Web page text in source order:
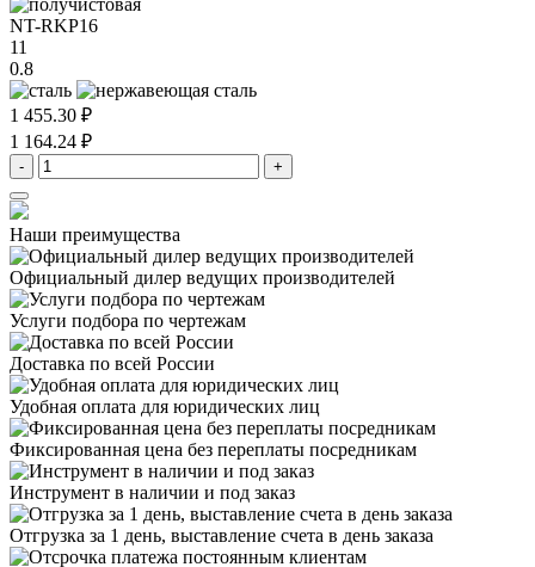
NT-RKP16
11
0.8
1 455.30 ₽
1 164.24 ₽
- +
Наши преимущества
Официальный дилер ведущих производителей
Услуги подбора по чертежам
Доставка по всей России
Удобная оплата для юридических лиц
Фиксированная цена без переплаты посредникам
Инструмент в наличии и под заказ
Отгрузка за 1 день, выставление счета в день заказа